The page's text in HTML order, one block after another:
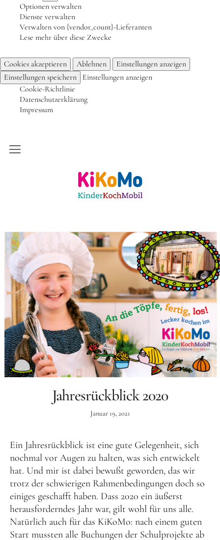
Optionen verwalten
Dienste verwalten
Verwalten von {vendor_count}-Lieferanten
Lese mehr über diese Zwecke
Cookies akzeptieren Ablehnen
Einstellungen anzeigen
Einstellungen speichern
Einstellungen anzeigen
Cookie-Richtlinie
Datenschutzerklärung
Impressum
Kinderkochmobil KiKoMo Karlsruhe
Kräuterwanderung und Outdoorkochen
Für KiTas
lernen
Winterzauber
Offene Angebote
Kindergeburtstag im KiKoMo
Mitmachen
Spenden
Schenk ein Lächeln, statt ein Geschenk!
Kontakt
Linktree
Newsletter
InstagramYouTubeCookie-
Jahresrückblick 2020
Januar 19, 2021
Ein Jahresrückblick ist eine gute Gelegenheit, sich
nochmal vor Augen zu halten, was sich entwickelt
hat. Und mir ist dabei bewußt geworden, das wir
trotz der schwierigen Rahmenbedingungen doch so
einiges geschafft haben. Dass 2020 ein äußerst
herausforderndes Jahr war, gilt wohl für uns alle.
Natürlich auch für das KiKoMo: nach einem guten
Start mussten alle Buchungen der Schulprojekte ab